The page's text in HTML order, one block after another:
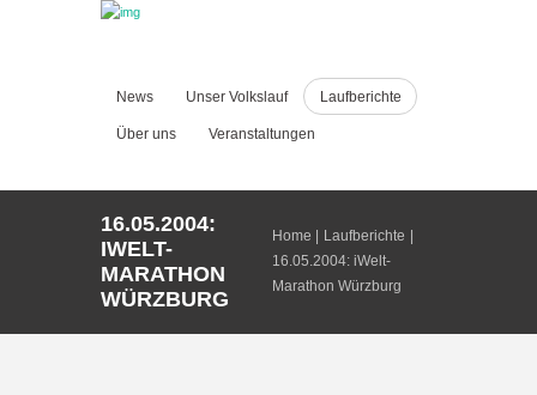
News Unser Volkslauf Laufberichte
Über uns Veranstaltungen
16.05.2004:
IWELT-
MARATHON
WÜRZBURG
Home
Laufberichte
16.05.2004: iWelt-
Marathon Würzburg